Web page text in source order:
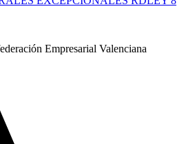
Empresarial Valenciana